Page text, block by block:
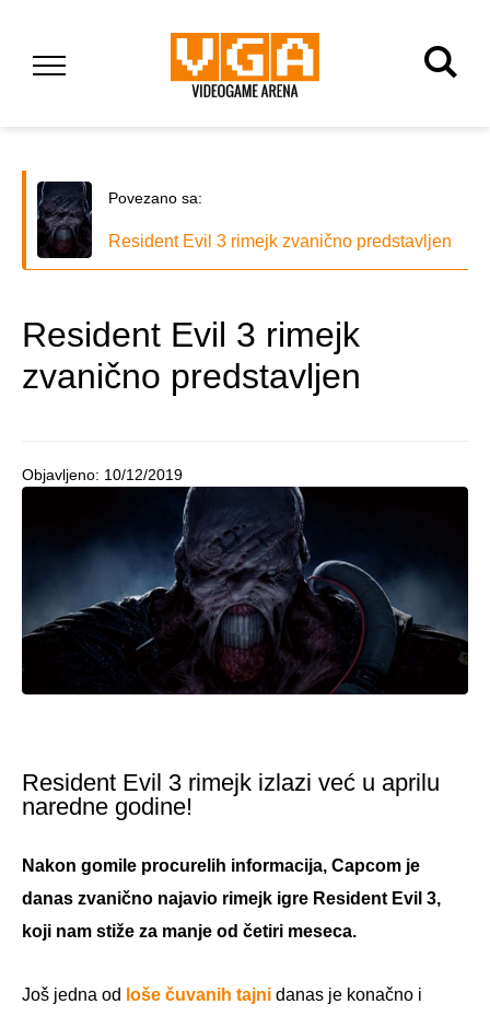
Povezano sa:
Resident Evil 3 rimejk zvanično predstavljen
Resident Evil 3 rimejk
zvanično predstavljen
Objavljeno: 10/12/2019
Resident Evil 3 rimejk izlazi već u aprilu
naredne godine!
Nakon gomile procurelih informacija, Capcom je
danas zvanično najavio rimejk igre Resident Evil 3,
koji nam stiže za manje od četiri meseca.
Još jedna od loše čuvanih tajni danas je konačno i